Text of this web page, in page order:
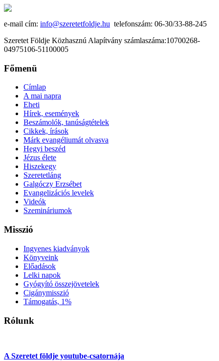
e-mail cím: info@szeretetfoldje.hu telefonszám: 06-30/33-88-245
Szeretet Földje Közhasznú Alapítvány számlaszáma:10700268-
04975106-51100005
Főmenü
Címlap
A mai napra
Eheti
Hírek, események
Beszámolók, tanúságtételek
Cikkek, írások
Márk evangéliumát olvasva
Hegyi beszéd
Jézus élete
Hiszekegy
Szeretetláng
Galgóczy Erzsébet
Evangelizációs levelek
Videók
Szemináriumok
Misszió
Ingyenes kiadványok
Könyveink
Előadások
Lelki napok
Gyógyító összejövetelek
Cigánymisszió
Támogatás, 1%
Rólunk
A Szeretet földje youtube-csatornája